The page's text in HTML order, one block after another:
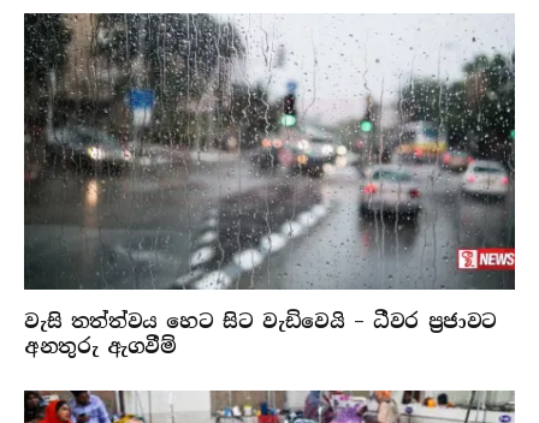
වැසි තත්ත්වය හෙට සිට වැඩිවෙයි – ධීවර ප්‍රජාවට
අනතුරු ඇගවීම්